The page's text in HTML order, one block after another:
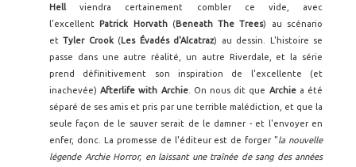
Hellviendra certainement combler ce vide, avec
l'excellent Patrick Horvath (Beneath The Trees) au scénario
etTyler Crook (Les Évadés d'Alcatraz) au dessin. L'histoire se
passe dans une autre réalité, un autre Riverdale, et la série
prend définitivement son inspiration de l'excellente (et
inachevée)Afterlife with Archie. On nous dit que Archie a été
séparé de ses amis et pris par une terrible malédiction, et que la
seule façon de le sauver serait de le damner - et l'envoyer en
enfer, donc. La promesse de l'éditeur est de forger "la nouvelle
légende Archie Horror, en laissant une traînée de sang des années